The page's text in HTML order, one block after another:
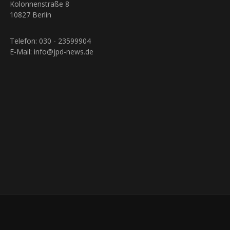
Kolonnenstraße 8
10827 Berlin
Telefon: 030 - 23599904
E-Mail: info@jpd-news.de